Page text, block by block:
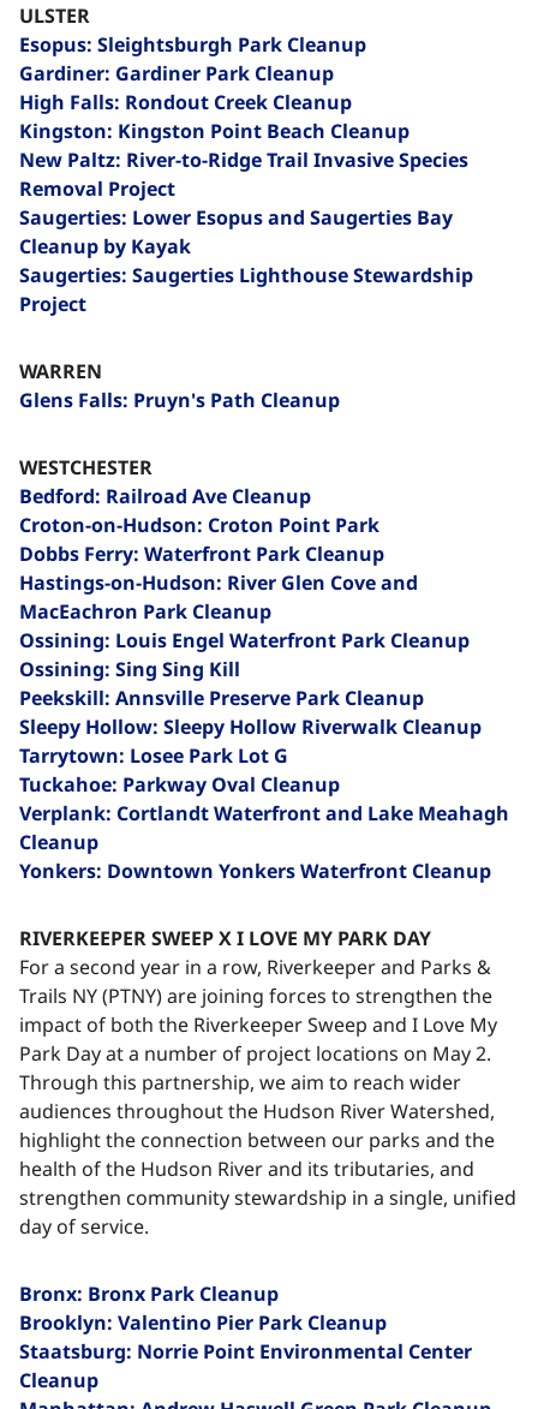
ULSTER
Esopus: Sleightsburgh Park Cleanup
Gardiner: Gardiner Park Cleanup
High Falls: Rondout Creek Cleanup​​​​‌ ‍ ​‍​‍‌‍ ‌ ​‍‌‍‍‌‌‍‌ ‌‍‍‌‌‍ ‍​‍​‍​ ‍‍​‍​‍‌ ​ ‌‍​‌‌‍ ‍‌‍‍‌‌ ‌​‌ ‍‌​‍ ‍‌‍‍‌‌‍ ​‍​‍​‍ ​​‍​‍‌‍‍​‌ ​‍‌‍‌‌‌‍‌‍​‍​‍​ ‍‍​‍​‍‌‍‍​‌ ‌​‌ ‌​‌ ​​‌ ​ ​ ‍‍​‍ ​‍ ‌‍​ ‌‍ ‌‌ ​ ​‍ ‍‌‍ ‌‌‍​‌‌‍‍‌‌‍ ‍​‍ ‍​ ​‍​ ​​​ ​‍​ ‌​‌ ​‍‌‍‌‌‌‍‌​‌‍‌‌‌ ​ ‌‍‍‌‌‍‌ ‌‍ ‍​‍ ‍‌ ​‍‌‍‍‌‌ ‌‍‌‍‌‌‌ ​‍‌‍‍ ‌‍‌‌‌‍‌‌‌ ​​‌‍‌‌‌ ​‍​‍ ‍‌‍ ‌ ​‍‌‍‌ ​‍ ‌‍‍‌‌‍ ‍‌ ‌​‌‍‌‌‌‍ ‍‌ ‌​​‍ ‌‍‌‌‌‍‌​‌‍‍‌‌ ‌​​‍ ‌‍ ‌‌‍ ‌‍‌​‌‍‌‌​ ‌‌ ​​‌ ​‍‌‍‌‌‌ ​ ‌‍‌‌‌‍ ‍‌ ‌​‌‍​‌‌ ‌​‌‍‍‌‌‍ ‌‍ ‍​ ‍ ‌‍‍‌‌‍‌​​ ‌‌‍‌‍​ ‌ ​ ​‍​ ‌‍​ ​​​ ‍‌‌‍‌​​ ​‌​‍ ‌​ ‌​​ ‌‌​ ‌​​ ‍‌​‍ ‌​ ‌​​ ‍​​ ‌ ​ ​​​‍ ‌‌‍​‌​ ‌​‌‍‌‍​ ‍‌​‍ ‌​ ​ ​ ‌‌​ ​ ‌‍‌​​ ‌‌‌‍‌‌‌‍​‍​ ​‌​ ‌‌‌‍​ ‌‍‌​​ ‌‍​ ‍ ‌ ‌​‌ ‍‌‌ ​​‌‍‌‌​ ‌‌‍‌‌‌ ‌‍‌‍‌‌‌‍ ‍‌ ‌​​ ‍ ‌ ​​‌‍​‌‌ ‌​‌‍‍​​ ‌‌‍​ ‌‍ ‌‍ ‍‌ ‌​‌‍‌‌‌‍ ‍‌ ‌​​‍‌‌​ ‌‌‌​​‍‌‌ ‌‍‍ ‌‍‌‌‌ ‍‌​‍‌‌​ ​ ‌​‌​​‍‌‌​ ​ ‌​‌​​‍‌‌​ ​‍​ ​‍‌‍‌‌​ ​‍‌‍‌​​ ‍​​ ​‍​ ‍‌‌‍‌‌​ ​ ​ ​​​ ‌​‌‍‌‍​ ‌​​‍‌‌​ ​‍​ ​‍​‍‌‌​ ‌‌‌​‌​​‍ ‍‌‍​ ‌‍‍​‌‍‍‌‌‍ ​‌‍‌​‌ ​‍‌‍‌‌‌‍ ‍​‍‌‌​ ‌‌‌​​‍‌‌ ‌‍‍ ‌‍‌‌‌ ‍‌​‍‌‌​ ​ ‌​‌​​‍‌‌​ ​ ‌​‌​​‍‌‌​ ​‍​ ​‍‌‍​ ​ ​ ​ ‍​​ ‍​​ ‍​​ ‌​​ ​‍‌‍​ ​ ​‍‌‍‌‍‌‍‌​​ ​‌​‍‌‌​ ​‍​ ​‍​‍‌‌​ ‌‌‌​‌​​‍ ‍‌ ‌​‌‍‌‌‌ ‍​‌ ‌​​ ‌‍​‍‌‍​‌‌ ​ ‌‍‌‌‌‌‌‌‌ ​‍‌‍ ​​ ‌‌‍‍​‌ ‌​‌ ‌​‌ ​​‌ ​ ​‍‌‌​ ​ ‌​​‌​‍‌‌​ ​‍‌​‌‍​‍‌‌​ ​‍‌​‌‍‌‍​ ‌‍ ‌‌ ​ ​‍ ‍‌‍ ‌‌‍​‌‌‍‍‌‌‍ ‍​‍ ‍​ ​‍​ ​​​ ​‍​ ‌​‌ ​‍‌‍‌‌‌‍‌​‌‍‌‌‌ ​ ‌‍‍‌‌‍‌ ‌‍ ‍​‍ ‍‌ ​‍‌‍‍‌‌ ‌‍‌‍‌‌‌ ​‍‌‍‍ ‌‍‌‌‌‍‌‌‌ ​​‌‍‌‌‌ ​‍​‍ ‍‌‍ ‌ ​‍‌‍‌ ​‍‌‍‌‍‍‌‌‍‌​​ ‌‌‍‌‍​ ‌ ​ ​‍​ ‌‍​ ​​​ ‍‌‌‍‌​​ ​‌​‍ ‌​ ‌​​ ‌‌​ ‌​​ ‍‌​‍ ‌​ ‌​​ ‍​​ ‌ ​ ​​​‍ ‌‌‍​‌​ ‌​‌‍‌‍​ ‍‌​‍ ‌​ ​ ​ ‌‌​ ​ ‌‍‌​​ ‌‌‌‍‌‌‌‍​‍​ ​‌​ ‌‌‌‍​ ‌‍‌​​ ‌‍​‍‌‍‌ ‌​‌ ‍‌‌ ​​‌‍‌‌​ ‌‌‍‌‌‌ ‌‍‌‍‌‌‌‍ ‍‌ ‌​​‍‌‍‌ ​​‌‍​‌‌ ‌​‌‍‍​​ ‌‌‍​ ‌‍ ‌‍ ‍‌ ‌​‌‍‌‌‌‍ ‍‌ ‌​​‍‌‌​ ‌‌‌​​‍‌‌ ‌‍‍ ‌‍‌‌‌ ‍‌​‍‌‌​ ​ ‌​‌​​‍‌‌​ ​ ‌​‌​​‍‌‌​ ​‍​ ​‍‌‍‌‌​ ​‍‌‍‌​​ ‍​​ ​‍​ ‍‌‌‍‌‌​ ​ ​ ​​​ ‌​‌‍‌‍​ ‌​​‍‌‌​ ​‍​ ​‍​‍‌‌​ ‌‌‌​‌​​‍ ‍‌‍​ ‌‍‍​‌‍‍‌‌‍ ​‌‍‌​‌ ​‍‌‍‌‌‌‍ ‍​‍‌‌​ ‌‌‌​​‍‌‌ ‌‍‍ ‌‍‌‌‌ ‍‌​‍‌‌​ ​ ‌​‌​​‍‌‌​ ​ ‌​‌​​‍‌‌​ ​‍​ ​‍‌‍​ ​ ​ ​ ‍​​ ‍​​ ‍​​ ‌​​ ​‍‌‍​ ​ ​‍‌‍‌‍‌‍‌​​ ​‌​‍‌‌​ ​‍​ ​‍​‍‌‌​ ‌‌‌​‌​​‍ ‍‌ ‌​‌‍‌‌‌ ‍​‌ ‌​​‍‌‍‌ ​​‌‍‌‌‌ ​‍‌ ​ ‌ ​​‌‍‌‌‌‍​ ‌ ‌​‌‍‍‌‌ ‌‍‌‍‌‌​ ‌‌ ​​‌ ‌‌‌‍​‍‌‍ ​‌‍‍‌‌ ​ ‌‍‍​‌‍‌‌‌‍‌​​‍​‍‌ ‌
Kingston: Kingston Point Beach Cleanup
New Paltz: River-to-Ridge Trail Invasive Species
Removal Project​​​​‌ ‍ ​‍​‍‌‍ ‌ ​‍‌‍‍‌‌‍‌ ‌‍‍‌‌‍ ‍​‍​‍​ ‍‍​‍​‍‌ ​ ‌‍​‌‌‍ ‍‌‍‍‌‌ ‌​‌ ‍‌​‍ ‍‌‍‍‌‌‍ ​‍​‍​‍ ​​‍​‍‌‍‍​‌ ​‍‌‍‌‌‌‍‌‍​‍​‍​ ‍‍​‍​‍‌‍‍​‌ ‌​‌ ‌​‌ ​​‌ ​ ​ ‍‍​‍ ​‍ ‌‍​ ‌‍ ‌‌ ​ ​‍ ‍‌‍ ‌‌‍​‌‌‍‍‌‌‍ ‍​‍ ‍​ ​‍​ ​​​ ​‍​ ‌​‌ ​‍‌‍‌‌‌‍‌​‌‍‌‌‌ ​ ‌‍‍‌‌‍‌ ‌‍ ‍​‍ ‍‌ ​‍‌‍‍‌‌ ‌‍‌‍‌‌‌ ​‍‌‍‍ ‌‍‌‌‌‍‌‌‌ ​​‌‍‌‌‌ ​‍​‍ ‍‌‍ ‌ ​‍‌‍‌ ​‍ ‌‍‍‌‌‍ ‍‌ ‌​‌‍‌‌‌‍ ‍‌ ‌​​‍ ‌‍‌‌‌‍‌​‌‍‍‌‌ ‌​​‍ ‌‍ ‌‌‍ ‌‍‌​‌‍‌‌​ ‌‌ ​​‌ ​‍‌‍‌‌‌ ​ ‌‍‌‌‌‍ ‍‌ ‌​‌‍​‌‌ ‌​‌‍‍‌‌‍ ‌‍ ‍​ ‍ ‌‍‍‌‌‍‌​​ ‌‌‍‌‍​ ‌ ​ ​‍​ ‌‍​ ​​​ ‍‌‌‍‌​​ ​‌​‍ ‌​ ‌​​ ‌‌​ ‌​​ ‍‌​‍ ‌​ ‌​​ ‍​​ ‌ ​ ​​​‍ ‌‌‍​‌​ ‌​‌‍‌‍​ ‍‌​‍ ‌​ ​ ​ ‌‌​ ​ ‌‍‌​​ ‌‌‌‍‌‌‌‍​‍​ ​‌​ ‌‌‌‍​ ‌‍‌​​ ‌‍​ ‍ ‌ ‌​‌ ‍‌‌ ​​‌‍‌‌​ ‌‌‍‌‌‌ ‌‍‌‍‌‌‌‍ ‍‌ ‌​​ ‍ ‌ ​​‌‍​‌‌ ‌​‌‍‍​​ ‌‌‍​ ‌‍ ‌‍ ‍‌ ‌​‌‍‌‌‌‍ ‍‌ ‌​​‍‌‌​ ‌‌‌​​‍‌‌ ‌‍‍ ‌‍‌‌‌ ‍‌​‍‌‌​ ​ ‌​‌​​‍‌‌​ ​ ‌​‌​​‍‌‌​ ​‍​ ​‍‌‍‌‌​ ​‍‌‍‌​​ ‍​​ ​‍​ ‍‌‌‍‌‌​ ​ ​ ​​​ ‌​‌‍‌‍​ ‌​​‍‌‌​ ​‍​ ​‍​‍‌‌​ ‌‌‌​‌​​‍ ‍‌‍​ ‌‍‍​‌‍‍‌‌‍ ​‌‍‌​‌ ​‍‌‍‌‌‌‍ ‍​‍‌‌​ ‌‌‌​​‍‌‌ ‌‍‍ ‌‍‌‌‌ ‍‌​‍‌‌​ ​ ‌​‌​​‍‌‌​ ​ ‌​‌​​‍‌‌​ ​‍​ ​‍‌‍​‌​ ​ ‌‍​‌‌‍‌​​ ‌​‌‍‌‌‌‍‌‍‌‍‌‌​ ​‍​ ​‍​ ​​​ ​‍​‍‌‌​ ​‍​ ​‍​‍‌‌​ ‌‌‌​‌​​‍ ‍‌ ‌​‌‍‌‌‌ ‍​‌ ‌​​ ‌‍​‍‌‍​‌‌ ​ ‌‍‌‌‌‌‌‌‌ ​‍‌‍ ​​ ‌‌‍‍​‌ ‌​‌ ‌​‌ ​​‌ ​ ​‍‌‌​ ​ ‌​​‌​‍‌‌​ ​‍‌​‌‍​‍‌‌​ ​‍‌​‌‍‌‍​ ‌‍ ‌‌ ​ ​‍ ‍‌‍ ‌‌‍​‌‌‍‍‌‌‍ ‍​‍ ‍​ ​‍​ ​​​ ​‍​ ‌​‌ ​‍‌‍‌‌‌‍‌​‌‍‌‌‌ ​ ‌‍‍‌‌‍‌ ‌‍ ‍​‍ ‍‌ ​‍‌‍‍‌‌ ‌‍‌‍‌‌‌ ​‍‌‍‍ ‌‍‌‌‌‍‌‌‌ ​​‌‍‌‌‌ ​‍​‍ ‍‌‍ ‌ ​‍‌‍‌ ​‍‌‍‌‍‍‌‌‍‌​​ ‌‌‍‌‍​ ‌ ​ ​‍​ ‌‍​ ​​​ ‍‌‌‍‌​​ ​‌​‍ ‌​ ‌​​ ‌‌​ ‌​​ ‍‌​‍ ‌​ ‌​​ ‍​​ ‌ ​ ​​​‍ ‌‌‍​‌​ ‌​‌‍‌‍​ ‍‌​‍ ‌​ ​ ​ ‌‌​ ​ ‌‍‌​​ ‌‌‌‍‌‌‌‍​‍​ ​‌​ ‌‌‌‍​ ‌‍‌​​ ‌‍​‍‌‍‌ ‌​‌ ‍‌‌ ​​‌‍‌‌​ ‌‌‍‌‌‌ ‌‍‌‍‌‌‌‍ ‍‌ ‌​​‍‌‍‌ ​​‌‍​‌‌ ‌​‌‍‍​​ ‌‌‍​ ‌‍ ‌‍ ‍‌ ‌​‌‍‌‌‌‍ ‍‌ ‌​​‍‌‌​ ‌‌‌​​‍‌‌ ‌‍‍ ‌‍‌‌‌ ‍‌​‍‌‌​ ​ ‌​‌​​‍‌‌​ ​ ‌​‌​​‍‌‌​ ​‍​ ​‍‌‍‌‌​ ​‍‌‍‌​​ ‍​​ ​‍​ ‍‌‌‍‌‌​ ​ ​ ​​​ ‌​‌‍‌‍​ ‌​​‍‌‌​ ​‍​ ​‍​‍‌‌​ ‌‌‌​‌​​‍ ‍‌‍​ ‌‍‍​‌‍‍‌‌‍ ​‌‍‌​‌ ​‍‌‍‌‌‌‍ ‍​‍‌‌​ ‌‌‌​​‍‌‌ ‌‍‍ ‌‍‌‌‌ ‍‌​‍‌‌​ ​ ‌​‌​​‍‌‌​ ​ ‌​‌​​‍‌‌​ ​‍​ ​‍‌‍​‌​ ​ ‌‍​‌‌‍‌​​ ‌​‌‍‌‌‌‍‌‍‌‍‌‌​ ​‍​ ​‍​ ​​​ ​‍​‍‌‌​ ​‍​ ​‍​‍‌‌​ ‌‌‌​‌​​‍ ‍‌ ‌​‌‍‌‌‌ ‍​‌ ‌​​‍‌‍‌ ​​‌‍‌‌‌ ​‍‌ ​ ‌ ​​‌‍‌‌‌‍​ ‌ ‌​‌‍‍‌‌ ‌‍‌‍‌‌​ ‌‌ ​​‌ ‌‌‌‍​‍‌‍ ​‌‍‍‌‌ ​ ‌‍‍​‌‍‌‌‌‍‌​​‍​‍‌ ‌
Saugerties: Lower Esopus and Saugerties Bay
Cleanup by Kayak
Saugerties: Saugerties Lighthouse Stewardship
Project
WARREN
Glens Falls: Pruyn's Path Cleanup​​​​‌ ‍ ​‍​‍‌‍ ‌ ​‍‌‍‍‌‌‍‌ ‌‍‍‌‌‍ ‍​‍​‍​ ‍‍​‍​‍‌ ​ ‌‍​‌‌‍ ‍‌‍‍‌‌ ‌​‌ ‍‌​‍ ‍‌‍‍‌‌‍ ​‍​‍​‍ ​​‍​‍‌‍‍​‌ ​‍‌‍‌‌‌‍‌‍​‍​‍​ ‍‍​‍​‍‌‍‍​‌ ‌​‌ ‌​‌ ​​‌ ​ ​ ‍‍​‍ ​‍ ‌‍​ ‌‍ ‌‌ ​ ​‍ ‍‌‍ ‌‌‍​‌‌‍‍‌‌‍ ‍​‍ ‍​ ​‍​ ​​​ ​‍​ ‌​‌ ​‍‌‍‌‌‌‍‌​‌‍‌‌‌ ​ ‌‍‍‌‌‍‌ ‌‍ ‍​‍ ‍‌ ​‍‌‍‍‌‌ ‌‍‌‍‌‌‌ ​‍‌‍‍ ‌‍‌‌‌‍‌‌‌ ​​‌‍‌‌‌ ​‍​‍ ‍‌‍ ‌ ​‍‌‍‌ ​‍ ‌‍‍‌‌‍ ‍‌ ‌​‌‍‌‌‌‍ ‍‌ ‌​​‍ ‌‍‌‌‌‍‌​‌‍‍‌‌ ‌​​‍ ‌‍ ‌‌‍ ‌‍‌​‌‍‌‌​ ‌‌ ​​‌ ​‍‌‍‌‌‌ ​ ‌‍‌‌‌‍ ‍‌ ‌​‌‍​‌‌ ‌​‌‍‍‌‌‍ ‌‍ ‍​ ‍ ‌‍‍‌‌‍‌​​ ‌‌‍‌‍​ ‌ ​ ​‍​ ‌‍​ ​​​ ‍‌‌‍‌​​ ​‌​‍ ‌​ ‌​​ ‌‌​ ‌​​ ‍‌​‍ ‌​ ‌​​ ‍​​ ‌ ​ ​​​‍ ‌‌‍​‌​ ‌​‌‍‌‍​ ‍‌​‍ ‌​ ​ ​ ‌‌​ ​ ‌‍‌​​ ‌‌‌‍‌‌‌‍​‍​ ​‌​ ‌‌‌‍​ ‌‍‌​​ ‌‍​ ‍ ‌ ‌​‌ ‍‌‌ ​​‌‍‌‌​ ‌‌‍‌‌‌ ‌‍‌‍‌‌‌‍ ‍‌ ‌​​ ‍ ‌ ​​‌‍​‌‌ ‌​‌‍‍​​ ‌‌‍​ ‌‍ ‌‍ ‍‌ ‌​‌‍‌‌‌‍ ‍‌ ‌​​‍‌‌​ ‌‌‌​​‍‌‌ ‌‍‍ ‌‍‌‌‌ ‍‌​‍‌‌​ ​ ‌​‌​​‍‌‌​ ​ ‌​‌​​‍‌‌​ ​‍​ ​‍‌‍‌‌​ ‍​​ ​ ‌‍‌‌‌‍‌‍‌‍‌​​ ‌‌​ ​ ​ ‌‍​ ​ ‌‍​‍​ ​​​‍‌‌​ ​‍​ ​‍​‍‌‌​ ‌‌‌​‌​​‍ ‍‌‍​ ‌‍‍​‌‍‍‌‌‍ ​‌‍‌​‌ ​‍‌‍‌‌‌‍ ‍​‍‌‌​ ‌‌‌​​‍‌‌ ‌‍‍ ‌‍‌‌‌ ‍‌​‍‌‌​ ​ ‌​‌​​‍‌‌​ ​ ‌​‌​​‍‌‌​ ​‍​ ​‍‌‍‌​​ ‌​‌‍​‌‌‍​‌‌‍‌‌‌‍​‌​ ​ ​ ‌ ​ ‌​​ ​‍‌‍​ ​ ​ ​‍‌‌​ ​‍​ ​‍​‍‌‌​ ‌‌‌​‌​​‍ ‍‌ ‌​‌‍‌‌‌ ‍​‌ ‌​​ ‌‍​‍‌‍​‌‌ ​ ‌‍‌‌‌‌‌‌‌ ​‍‌‍ ​​ ‌‌‍‍​‌ ‌​‌ ‌​‌ ​​‌ ​ ​‍‌‌​ ​ ‌​​‌​‍‌‌​ ​‍‌​‌‍​‍‌‌​ ​‍‌​‌‍‌‍​ ‌‍ ‌‌ ​ ​‍ ‍‌‍ ‌‌‍​‌‌‍‍‌‌‍ ‍​‍ ‍​ ​‍​ ​​​ ​‍​ ‌​‌ ​‍‌‍‌‌‌‍‌​‌‍‌‌‌ ​ ‌‍‍‌‌‍‌ ‌‍ ‍​‍ ‍‌ ​‍‌‍‍‌‌ ‌‍‌‍‌‌‌ ​‍‌‍‍ ‌‍‌‌‌‍‌‌‌ ​​‌‍‌‌‌ ​‍​‍ ‍‌‍ ‌ ​‍‌‍‌ ​‍‌‍‌‍‍‌‌‍‌​​ ‌‌‍‌‍​ ‌ ​ ​‍​ ‌‍​ ​​​ ‍‌‌‍‌​​ ​‌​‍ ‌​ ‌​​ ‌‌​ ‌​​ ‍‌​‍ ‌​ ‌​​ ‍​​ ‌ ​ ​​​‍ ‌‌‍​‌​ ‌​‌‍‌‍​ ‍‌​‍ ‌​ ​ ​ ‌‌​ ​ ‌‍‌​​ ‌‌‌‍‌‌‌‍​‍​ ​‌​ ‌‌‌‍​ ‌‍‌​​ ‌‍​‍‌‍‌ ‌​‌ ‍‌‌ ​​‌‍‌‌​ ‌‌‍‌‌‌ ‌‍‌‍‌‌‌‍ ‍‌ ‌​​‍‌‍‌ ​​‌‍​‌‌ ‌​‌‍‍​​ ‌‌‍​ ‌‍ ‌‍ ‍‌ ‌​‌‍‌‌‌‍ ‍‌ ‌​​‍‌‌​ ‌‌‌​​‍‌‌ ‌‍‍ ‌‍‌‌‌ ‍‌​‍‌‌​ ​ ‌​‌​​‍‌‌​ ​ ‌​‌​​‍‌‌​ ​‍​ ​‍‌‍‌‌​ ‍​​ ​ ‌‍‌‌‌‍‌‍‌‍‌​​ ‌‌​ ​ ​ ‌‍​ ​ ‌‍​‍​ ​​​‍‌‌​ ​‍​ ​‍​‍‌‌​ ‌‌‌​‌​​‍ ‍‌‍​ ‌‍‍​‌‍‍‌‌‍ ​‌‍‌​‌ ​‍‌‍‌‌‌‍ ‍​‍‌‌​ ‌‌‌​​‍‌‌ ‌‍‍ ‌‍‌‌‌ ‍‌​‍‌‌​ ​ ‌​‌​​‍‌‌​ ​ ‌​‌​​‍‌‌​ ​‍​ ​‍‌‍‌​​ ‌​‌‍​‌‌‍​‌‌‍‌‌‌‍​‌​ ​ ​ ‌ ​ ‌​​ ​‍‌‍​ ​ ​ ​‍‌‌​ ​‍​ ​‍​‍‌‌​ ‌‌‌​‌​​‍ ‍‌ ‌​‌‍‌‌‌ ‍​‌ ‌​​‍‌‍‌ ​​‌‍‌‌‌ ​‍‌ ​ ‌ ​​‌‍‌‌‌‍​ ‌ ‌​‌‍‍‌‌ ‌‍‌‍‌‌​ ‌‌ ​​‌ ‌‌‌‍​‍‌‍ ​‌‍‍‌‌ ​ ‌‍‍​‌‍‌‌‌‍‌​​‍​‍‌ ‌
WESTCHESTER
Bedford: Railroad Ave Cleanup
Croton-on-Hudson: Croton Point Park
Dobbs Ferry: Waterfront Park Cleanup​​​​‌ ‍ ​‍​‍‌‍ ‌ ​‍‌‍‍‌‌‍‌ ‌‍‍‌‌‍ ‍​‍​‍​ ‍‍​‍​‍‌ ​ ‌‍​‌‌‍ ‍‌‍‍‌‌ ‌​‌ ‍‌​‍ ‍‌‍‍‌‌‍ ​‍​‍​‍ ​​‍​‍‌‍‍​‌ ​‍‌‍‌‌‌‍‌‍​‍​‍​ ‍‍​‍​‍‌‍‍​‌ ‌​‌ ‌​‌ ​​‌ ​ ​ ‍‍​‍ ​‍ ‌‍​ ‌‍ ‌‌ ​ ​‍ ‍‌‍ ‌‌‍​‌‌‍‍‌‌‍ ‍​‍ ‍​ ​‍​ ​​​ ​‍​ ‌​‌ ​‍‌‍‌‌‌‍‌​‌‍‌‌‌ ​ ‌‍‍‌‌‍‌ ‌‍ ‍​‍ ‍‌ ​‍‌‍‍‌‌ ‌‍‌‍‌‌‌ ​‍‌‍‍ ‌‍‌‌‌‍‌‌‌ ​​‌‍‌‌‌ ​‍​‍ ‍‌‍ ‌ ​‍‌‍‌ ​‍ ‌‍‍‌‌‍ ‍‌ ‌​‌‍‌‌‌‍ ‍‌ ‌​​‍ ‌‍‌‌‌‍‌​‌‍‍‌‌ ‌​​‍ ‌‍ ‌‌‍ ‌‍‌​‌‍‌‌​ ‌‌ ​​‌ ​‍‌‍‌‌‌ ​ ‌‍‌‌‌‍ ‍‌ ‌​‌‍​‌‌ ‌​‌‍‍‌‌‍ ‌‍ ‍​ ‍ ‌‍‍‌‌‍‌​​ ‌‌‍‌‍​ ‌ ​ ​‍​ ‌‍​ ​​​ ‍‌‌‍‌​​ ​‌​‍ ‌​ ‌​​ ‌‌​ ‌​​ ‍‌​‍ ‌​ ‌​​ ‍​​ ‌ ​ ​​​‍ ‌‌‍​‌​ ‌​‌‍‌‍​ ‍‌​‍ ‌​ ​ ​ ‌‌​ ​ ‌‍‌​​ ‌‌‌‍‌‌‌‍​‍​ ​‌​ ‌‌‌‍​ ‌‍‌​​ ‌‍​ ‍ ‌ ‌​‌ ‍‌‌ ​​‌‍‌‌​ ‌‌‍‌‌‌ ‌‍‌‍‌‌‌‍ ‍‌ ‌​​ ‍ ‌ ​​‌‍​‌‌ ‌​‌‍‍​​ ‌‌‍​ ‌‍ ‌‍ ‍‌ ‌​‌‍‌‌‌‍ ‍‌ ‌​​‍‌‌​ ‌‌‌​​‍‌‌ ‌‍‍ ‌‍‌‌‌ ‍‌​‍‌‌​ ​ ‌​‌​​‍‌‌​ ​ ‌​‌​​‍‌‌​ ​‍​ ​‍‌‍​‌​ ‌​​ ​​​ ‍‌​ ‍​​ ‌​​ ‌​​ ‌‌​ ‌​​ ‌‍​ ‌​‌‍‌‌​‍‌‌​ ​‍​ ​‍​‍‌‌​ ‌‌‌​‌​​‍ ‍‌‍​ ‌‍‍​‌‍‍‌‌‍ ​‌‍‌​‌ ​‍‌‍‌‌‌‍ ‍​‍‌‌​ ‌‌‌​​‍‌‌ ‌‍‍ ‌‍‌‌‌ ‍‌​‍‌‌​ ​ ‌​‌​​‍‌‌​ ​ ‌​‌​​‍‌‌​ ​‍​ ​‍​ ​‌‌‍‌‍‌‍‌‌‌‍‌‍​ ​‌‌‍​‍‌‍‌‍​ ​​​ ‌‍‌‍‌​​ ​‍​ ​‌​‍‌‌​ ​‍​ ​‍​‍‌‌​ ‌‌‌​‌​​‍ ‍‌ ‌​‌‍‌‌‌ ‍​‌ ‌​​ ‌‍​‍‌‍​‌‌ ​ ‌‍‌‌‌‌‌‌‌ ​‍‌‍ ​​ ‌‌‍‍​‌ ‌​‌ ‌​‌ ​​‌ ​ ​‍‌‌​ ​ ‌​​‌​‍‌‌​ ​‍‌​‌‍​‍‌‌​ ​‍‌​‌‍‌‍​ ‌‍ ‌‌ ​ ​‍ ‍‌‍ ‌‌‍​‌‌‍‍‌‌‍ ‍​‍ ‍​ ​‍​ ​​​ ​‍​ ‌​‌ ​‍‌‍‌‌‌‍‌​‌‍‌‌‌ ​ ‌‍‍‌‌‍‌ ‌‍ ‍​‍ ‍‌ ​‍‌‍‍‌‌ ‌‍‌‍‌‌‌ ​‍‌‍‍ ‌‍‌‌‌‍‌‌‌ ​​‌‍‌‌‌ ​‍​‍ ‍‌‍ ‌ ​‍‌‍‌ ​‍‌‍‌‍‍‌‌‍‌​​ ‌‌‍‌‍​ ‌ ​ ​‍​ ‌‍​ ​​​ ‍‌‌‍‌​​ ​‌​‍ ‌​ ‌​​ ‌‌​ ‌​​ ‍‌​‍ ‌​ ‌​​ ‍​​ ‌ ​ ​​​‍ ‌‌‍​‌​ ‌​‌‍‌‍​ ‍‌​‍ ‌​ ​ ​ ‌‌​ ​ ‌‍‌​​ ‌‌‌‍‌‌‌‍​‍​ ​‌​ ‌‌‌‍​ ‌‍‌​​ ‌‍​‍‌‍‌ ‌​‌ ‍‌‌ ​​‌‍‌‌​ ‌‌‍‌‌‌ ‌‍‌‍‌‌‌‍ ‍‌ ‌​​‍‌‍‌ ​​‌‍​‌‌ ‌​‌‍‍​​ ‌‌‍​ ‌‍ ‌‍ ‍‌ ‌​‌‍‌‌‌‍ ‍‌ ‌​​‍‌‌​ ‌‌‌​​‍‌‌ ‌‍‍ ‌‍‌‌‌ ‍‌​‍‌‌​ ​ ‌​‌​​‍‌‌​ ​ ‌​‌​​‍‌‌​ ​‍​ ​‍‌‍​‌​ ‌​​ ​​​ ‍‌​ ‍​​ ‌​​ ‌​​ ‌‌​ ‌​​ ‌‍​ ‌​‌‍‌‌​‍‌‌​ ​‍​ ​‍​‍‌‌​ ‌‌‌​‌​​‍ ‍‌‍​ ‌‍‍​‌‍‍‌‌‍ ​‌‍‌​‌ ​‍‌‍‌‌‌‍ ‍​‍‌‌​ ‌‌‌​​‍‌‌ ‌‍‍ ‌‍‌‌‌ ‍‌​‍‌‌​ ​ ‌​‌​​‍‌‌​ ​ ‌​‌​​‍‌‌​ ​‍​ ​‍​ ​‌‌‍‌‍‌‍‌‌‌‍‌‍​ ​‌‌‍​‍‌‍‌‍​ ​​​ ‌‍‌‍‌​​ ​‍​ ​‌​‍‌‌​ ​‍​ ​‍​‍‌‌​ ‌‌‌​‌​​‍ ‍‌ ‌​‌‍‌‌‌ ‍​‌ ‌​​‍‌‍‌ ​​‌‍‌‌‌ ​‍‌ ​ ‌ ​​‌‍‌‌‌‍​ ‌ ‌​‌‍‍‌‌ ‌‍‌‍‌‌​ ‌‌ ​​‌ ‌‌‌‍​‍‌‍ ​‌‍‍‌‌ ​ ‌‍‍​‌‍‌‌‌‍‌​​‍​‍‌ ‌
Hastings-on-Hudson: River Glen Cove and
MacEachron Park Cleanup
Ossining: Louis Engel Waterfront Park Cleanup
Ossining: Sing Sing Kill
Peekskill: Annsville Preserve Park Cleanup
Sleepy Hollow: Sleepy Hollow Riverwalk Cleanup​​​​‌ ‍ ​‍​‍‌‍ ‌ ​‍‌‍‍‌‌‍‌ ‌‍‍‌‌‍ ‍​‍​‍​ ‍‍​‍​‍‌ ​ ‌‍​‌‌‍ ‍‌‍‍‌‌ ‌​‌ ‍‌​‍ ‍‌‍‍‌‌‍ ​‍​‍​‍ ​​‍​‍‌‍‍​‌ ​‍‌‍‌‌‌‍‌‍​‍​‍​ ‍‍​‍​‍‌‍‍​‌ ‌​‌ ‌​‌ ​​‌ ​ ​ ‍‍​‍ ​‍ ‌‍​ ‌‍ ‌‌ ​ ​‍ ‍‌‍ ‌‌‍​‌‌‍‍‌‌‍ ‍​‍ ‍​ ​‍​ ​​​ ​‍​ ‌​‌ ​‍‌‍‌‌‌‍‌​‌‍‌‌‌ ​ ‌‍‍‌‌‍‌ ‌‍ ‍​‍ ‍‌ ​‍‌‍‍‌‌ ‌‍‌‍‌‌‌ ​‍‌‍‍ ‌‍‌‌‌‍‌‌‌ ​​‌‍‌‌‌ ​‍​‍ ‍‌‍ ‌ ​‍‌‍‌ ​‍ ‌‍‍‌‌‍ ‍‌ ‌​‌‍‌‌‌‍ ‍‌ ‌​​‍ ‌‍‌‌‌‍‌​‌‍‍‌‌ ‌​​‍ ‌‍ ‌‌‍ ‌‍‌​‌‍‌‌​ ‌‌ ​​‌ ​‍‌‍‌‌‌ ​ ‌‍‌‌‌‍ ‍‌ ‌​‌‍​‌‌ ‌​‌‍‍‌‌‍ ‌‍ ‍​ ‍ ‌‍‍‌‌‍‌​​ ‌‌‍‌‍​ ‌ ​ ​‍​ ‌‍​ ​​​ ‍‌‌‍‌​​ ​‌​‍ ‌​ ‌​​ ‌‌​ ‌​​ ‍‌​‍ ‌​ ‌​​ ‍​​ ‌ ​ ​​​‍ ‌‌‍​‌​ ‌​‌‍‌‍​ ‍‌​‍ ‌​ ​ ​ ‌‌​ ​ ‌‍‌​​ ‌‌‌‍‌‌‌‍​‍​ ​‌​ ‌‌‌‍​ ‌‍‌​​ ‌‍​ ‍ ‌ ‌​‌ ‍‌‌ ​​‌‍‌‌​ ‌‌‍‌‌‌ ‌‍‌‍‌‌‌‍ ‍‌ ‌​​ ‍ ‌ ​​‌‍​‌‌ ‌​‌‍‍​​ ‌‌‍​ ‌‍ ‌‍ ‍‌ ‌​‌‍‌‌‌‍ ‍‌ ‌​​‍‌‌​ ‌‌‌​​‍‌‌ ‌‍‍ ‌‍‌‌‌ ‍‌​‍‌‌​ ​ ‌​‌​​‍‌‌​ ​ ‌​‌​​‍‌‌​ ​‍​ ​‍‌‍​‌​ ‌​​ ​​​ ‍‌​ ‍​​ ‌​​ ‌​​ ‌‌​ ‌​​ ‌‍​ ‌​‌‍‌‌​‍‌‌​ ​‍​ ​‍​‍‌‌​ ‌‌‌​‌​​‍ ‍‌‍​ ‌‍‍​‌‍‍‌‌‍ ​‌‍‌​‌ ​‍‌‍‌‌‌‍ ‍​‍‌‌​ ‌‌‌​​‍‌‌ ‌‍‍ ‌‍‌‌‌ ‍‌​‍‌‌​ ​ ‌​‌​​‍‌‌​ ​ ‌​‌​​‍‌‌​ ​‍​ ​‍‌‍​‌​ ‌​‌‍‌​​ ‍​​ ‍‌​ ​ ‌‍‌‌​ ​ ​ ​‌‌‍​ ​ ‍‌‌‍‌‌​‍‌‌​ ​‍​ ​‍​‍‌‌​ ‌‌‌​‌​​‍ ‍‌ ‌​‌‍‌‌‌ ‍​‌ ‌​​ ‌‍​‍‌‍​‌‌ ​ ‌‍‌‌‌‌‌‌‌ ​‍‌‍ ​​ ‌‌‍‍​‌ ‌​‌ ‌​‌ ​​‌ ​ ​‍‌‌​ ​ ‌​​‌​‍‌‌​ ​‍‌​‌‍​‍‌‌​ ​‍‌​‌‍‌‍​ ‌‍ ‌‌ ​ ​‍ ‍‌‍ ‌‌‍​‌‌‍‍‌‌‍ ‍​‍ ‍​ ​‍​ ​​​ ​‍​ ‌​‌ ​‍‌‍‌‌‌‍‌​‌‍‌‌‌ ​ ‌‍‍‌‌‍‌ ‌‍ ‍​‍ ‍‌ ​‍‌‍‍‌‌ ‌‍‌‍‌‌‌ ​‍‌‍‍ ‌‍‌‌‌‍‌‌‌ ​​‌‍‌‌‌ ​‍​‍ ‍‌‍ ‌ ​‍‌‍‌ ​‍‌‍‌‍‍‌‌‍‌​​ ‌‌‍‌‍​ ‌ ​ ​‍​ ‌‍​ ​​​ ‍‌‌‍‌​​ ​‌​‍ ‌​ ‌​​ ‌‌​ ‌​​ ‍‌​‍ ‌​ ‌​​ ‍​​ ‌ ​ ​​​‍ ‌‌‍​‌​ ‌​‌‍‌‍​ ‍‌​‍ ‌​ ​ ​ ‌‌​ ​ ‌‍‌​​ ‌‌‌‍‌‌‌‍​‍​ ​‌​ ‌‌‌‍​ ‌‍‌​​ ‌‍​‍‌‍‌ ‌​‌ ‍‌‌ ​​‌‍‌‌​ ‌‌‍‌‌‌ ‌‍‌‍‌‌‌‍ ‍‌ ‌​​‍‌‍‌ ​​‌‍​‌‌ ‌​‌‍‍​​ ‌‌‍​ ‌‍ ‌‍ ‍‌ ‌​‌‍‌‌‌‍ ‍‌ ‌​​‍‌‌​ ‌‌‌​​‍‌‌ ‌‍‍ ‌‍‌‌‌ ‍‌​‍‌‌​ ​ ‌​‌​​‍‌‌​ ​ ‌​‌​​‍‌‌​ ​‍​ ​‍‌‍​‌​ ‌​​ ​​​ ‍‌​ ‍​​ ‌​​ ‌​​ ‌‌​ ‌​​ ‌‍​ ‌​‌‍‌‌​‍‌‌​ ​‍​ ​‍​‍‌‌​ ‌‌‌​‌​​‍ ‍‌‍​ ‌‍‍​‌‍‍‌‌‍ ​‌‍‌​‌ ​‍‌‍‌‌‌‍ ‍​‍‌‌​ ‌‌‌​​‍‌‌ ‌‍‍ ‌‍‌‌‌ ‍‌​‍‌‌​ ​ ‌​‌​​‍‌‌​ ​ ‌​‌​​‍‌‌​ ​‍​ ​‍‌‍​‌​ ‌​‌‍‌​​ ‍​​ ‍‌​ ​ ‌‍‌‌​ ​ ​ ​‌‌‍​ ​ ‍‌‌‍‌‌​‍‌‌​ ​‍​ ​‍​‍‌‌​ ‌‌‌​‌​​‍ ‍‌ ‌​‌‍‌‌‌ ‍​‌ ‌​​‍‌‍‌ ​​‌‍‌‌‌ ​‍‌ ​ ‌ ​​‌‍‌‌‌‍​ ‌ ‌​‌‍‍‌‌ ‌‍‌‍‌‌​ ‌‌ ​​‌ ‌‌‌‍​‍‌‍ ​‌‍‍‌‌ ​ ‌‍‍​‌‍‌‌‌‍‌​​‍​‍‌ ‌
Tarrytown: Losee Park Lot G
Tuckahoe: Parkway Oval Cleanup
Verplank: Cortlandt Waterfront and Lake Meahagh
Cleanup
Yonkers: Downtown Yonkers Waterfront Cleanup
RIVERKEEPER SWEEP X I LOVE MY PARK DAY
For a second year in a row, Riverkeeper and Parks &
Trails NY (PTNY) are joining forces to strengthen the
impact of both the Riverkeeper Sweep and I Love My
Park Day at a number of project locations on May 2.
Through this partnership, we aim to reach wider
audiences throughout the Hudson River Watershed,
highlight the connection between our parks and the
health of the Hudson River and its tributaries, and
strengthen community stewardship in a single, unified
day of service.​​​​‌ ‍ ​‍​‍‌‍ ‌ ​‍‌‍‍‌‌‍‌ ‌‍‍‌‌‍ ‍​‍​‍​ ‍‍​‍​‍‌ ​ ‌‍​‌‌‍ ‍‌‍‍‌‌ ‌​‌ ‍‌​‍ ‍‌‍‍‌‌‍ ​‍​‍​‍ ​​‍​‍‌‍‍​‌ ​‍‌‍‌‌‌‍‌‍​‍​‍​ ‍‍​‍​‍‌‍‍​‌ ‌​‌ ‌​‌ ​​‌ ​ ​ ‍‍​‍ ​‍ ‌‍​ ‌‍ ‌‌ ​ ​‍ ‍‌‍ ‌‌‍​‌‌‍‍‌‌‍ ‍​‍ ‍​ ​‍​ ​​​ ​‍​ ‌​‌ ​‍‌‍‌‌‌‍‌​‌‍‌‌‌ ​ ‌‍‍‌‌‍‌ ‌‍ ‍​‍ ‍‌ ​‍‌‍‍‌‌ ‌‍‌‍‌‌‌ ​‍‌‍‍ ‌‍‌‌‌‍‌‌‌ ​​‌‍‌‌‌ ​‍​‍ ‍‌‍ ‌ ​‍‌‍‌ ​‍ ‌‍‍‌‌‍ ‍‌ ‌​‌‍‌‌‌‍ ‍‌ ‌​​‍ ‌‍‌‌‌‍‌​‌‍‍‌‌ ‌​​‍ ‌‍ ‌‌‍ ‌‍‌​‌‍‌‌​ ‌‌ ​​‌ ​‍‌‍‌‌‌ ​ ‌‍‌‌‌‍ ‍‌ ‌​‌‍​‌‌ ‌​‌‍‍‌‌‍ ‌‍ ‍​ ‍ ‌‍‍‌‌‍‌​​ ‌‌‍‌‍​ ‌ ​ ​‍​ ‌‍​ ​​​ ‍‌‌‍‌​​ ​‌​‍ ‌​ ‌​​ ‌‌​ ‌​​ ‍‌​‍ ‌​ ‌​​ ‍​​ ‌ ​ ​​​‍ ‌‌‍​‌​ ‌​‌‍‌‍​ ‍‌​‍ ‌​ ​ ​ ‌‌​ ​ ‌‍‌​​ ‌‌‌‍‌‌‌‍​‍​ ​‌​ ‌‌‌‍​ ‌‍‌​​ ‌‍​ ‍ ‌ ‌​‌ ‍‌‌ ​​‌‍‌‌​ ‌‌‍‌‌‌ ‌‍‌‍‌‌‌‍ ‍‌ ‌​​ ‍ ‌ ​​‌‍​‌‌ ‌​‌‍‍​​ ‌‌‍​ ‌‍ ‌‍ ‍‌ ‌​‌‍‌‌‌‍ ‍‌ ‌​​‍‌‌​ ‌‌‌​​‍‌‌ ‌‍‍ ‌‍‌‌‌ ‍‌​‍‌‌​ ​ ‌​‌​​‍‌‌​ ​ ‌​‌​​‍‌‌​ ​‍​ ​‍‌‍‌‌​ ‌​​ ‌​​ ‍​​ ​‌​ ​​‌‍​ ​ ​ ​ ​​‌‍‌‌​ ‌​​ ‌​​‍‌‌​ ​‍​ ​‍​‍‌‌​ ‌‌‌​‌​​‍ ‍‌‍​ ‌‍‍​‌‍‍‌‌‍ ​‌‍‌​‌ ​‍‌‍‌‌‌‍ ‍​‍‌‌​ ‌‌‌​​‍‌‌ ‌‍‍ ‌‍‌‌‌ ‍‌​‍‌‌​ ​ ‌​‌​​‍‌‌​ ​ ‌​‌​​‍‌‌​ ​‍​ ​‍​ ‌‍​ ‌ ​ ‌‍​ ‌ ​ ‌​​ ‍​‌‍​‌​ ‍‌​ ​‌​ ​ ‌‍‌‍​ ‌‍​‍‌‌​ ​‍​ ​‍​‍‌‌​ ‌‌‌​‌​​‍ ‍‌ ‌​‌‍‌‌‌ ‍​‌ ‌​​ ‌‍​‍‌‍​‌‌ ​ ‌‍‌‌‌‌‌‌‌ ​‍‌‍ ​​ ‌‌‍‍​‌ ‌​‌ ‌​‌ ​​‌ ​ ​‍‌‌​ ​ ‌​​‌​‍‌‌​ ​‍‌​‌‍​‍‌‌​ ​‍‌​‌‍‌‍​ ‌‍ ‌‌ ​ ​‍ ‍‌‍ ‌‌‍​‌‌‍‍‌‌‍ ‍​‍ ‍​ ​‍​ ​​​ ​‍​ ‌​‌ ​‍‌‍‌‌‌‍‌​‌‍‌‌‌ ​ ‌‍‍‌‌‍‌ ‌‍ ‍​‍ ‍‌ ​‍‌‍‍‌‌ ‌‍‌‍‌‌‌ ​‍‌‍‍ ‌‍‌‌‌‍‌‌‌ ​​‌‍‌‌‌ ​‍​‍ ‍‌‍ ‌ ​‍‌‍‌ ​‍‌‍‌‍‍‌‌‍‌​​ ‌‌‍‌‍​ ‌ ​ ​‍​ ‌‍​ ​​​ ‍‌‌‍‌​​ ​‌​‍ ‌​ ‌​​ ‌‌​ ‌​​ ‍‌​‍ ‌​ ‌​​ ‍​​ ‌ ​ ​​​‍ ‌‌‍​‌​ ‌​‌‍‌‍​ ‍‌​‍ ‌​ ​ ​ ‌‌​ ​ ‌‍‌​​ ‌‌‌‍‌‌‌‍​‍​ ​‌​ ‌‌‌‍​ ‌‍‌​​ ‌‍​‍‌‍‌ ‌​‌ ‍‌‌ ​​‌‍‌‌​ ‌‌‍‌‌‌ ‌‍‌‍‌‌‌‍ ‍‌ ‌​​‍‌‍‌ ​​‌‍​‌‌ ‌​‌‍‍​​ ‌‌‍​ ‌‍ ‌‍ ‍‌ ‌​‌‍‌‌‌‍ ‍‌ ‌​​‍‌‌​ ‌‌‌​​‍‌‌ ‌‍‍ ‌‍‌‌‌ ‍‌​‍‌‌​ ​ ‌​‌​​‍‌‌​ ​ ‌​‌​​‍‌‌​ ​‍​ ​‍‌‍‌‌​ ‌​​ ‌​​ ‍​​ ​‌​ ​​‌‍​ ​ ​ ​ ​​‌‍‌‌​ ‌​​ ‌​​‍‌‌​ ​‍​ ​‍​‍‌‌​ ‌‌‌​‌​​‍ ‍‌‍​ ‌‍‍​‌‍‍‌‌‍ ​‌‍‌​‌ ​‍‌‍‌‌‌‍ ‍​‍‌‌​ ‌‌‌​​‍‌‌ ‌‍‍ ‌‍‌‌‌ ‍‌​‍‌‌​ ​ ‌​‌​​‍‌‌​ ​ ‌​‌​​‍‌‌​ ​‍​ ​‍​ ‌‍​ ‌ ​ ‌‍​ ‌ ​ ‌​​ ‍​‌‍​‌​ ‍‌​ ​‌​ ​ ‌‍‌‍​ ‌‍​‍‌‌​ ​‍​ ​‍​‍‌‌​ ‌‌‌​‌​​‍ ‍‌ ‌​‌‍‌‌‌ ‍​‌ ‌​​‍‌‍‌ ​​‌‍‌‌‌ ​‍‌ ​ ‌ ​​‌‍‌‌‌‍​ ‌ ‌​‌‍‍‌‌ ‌‍‌‍‌‌​ ‌‌ ​​‌ ‌‌‌‍​‍‌‍ ​‌‍‍‌‌ ​ ‌‍‍​‌‍‌‌‌‍‌​​‍​‍‌ ‌
Bronx: Bronx Park Cleanup
Brooklyn: Valentino Pier Park Cleanup
Staatsburg: Norrie Point Environmental Center
Cleanup